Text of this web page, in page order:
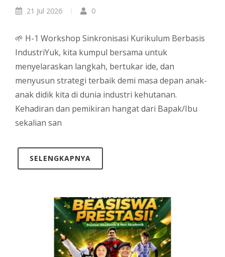
21 Jul 2026 0
🌱 H-1 Workshop Sinkronisasi Kurikulum Berbasis
IndustriYuk, kita kumpul bersama untuk
menyelaraskan langkah, bertukar ide, dan
menyusun strategi terbaik demi masa depan anak-
anak didik kita di dunia industri kehutanan.
Kehadiran dan pemikiran hangat dari Bapak/Ibu
sekalian san
SELENGKAPNYA